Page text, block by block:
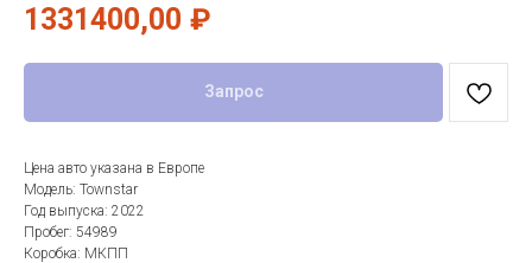
1331400,00 ₽
Запрос
Цена авто указана в Европе
Модель: Townstar
Год выпуска: 2022
Пробег: 54989
Коробка: МКПП